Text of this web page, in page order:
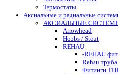
Термостаты
Аксиальные и радиальные
АКСИАЛЬНЫЕ
Arrowhead
Hoobs / Stout
REHAU
-REHAU
Rehau труба
Фитинги